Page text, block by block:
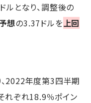
となり、調整後の
想の3.37ドルを 上回
、2022年度第3四半期
れぞれ18.9％ポイン